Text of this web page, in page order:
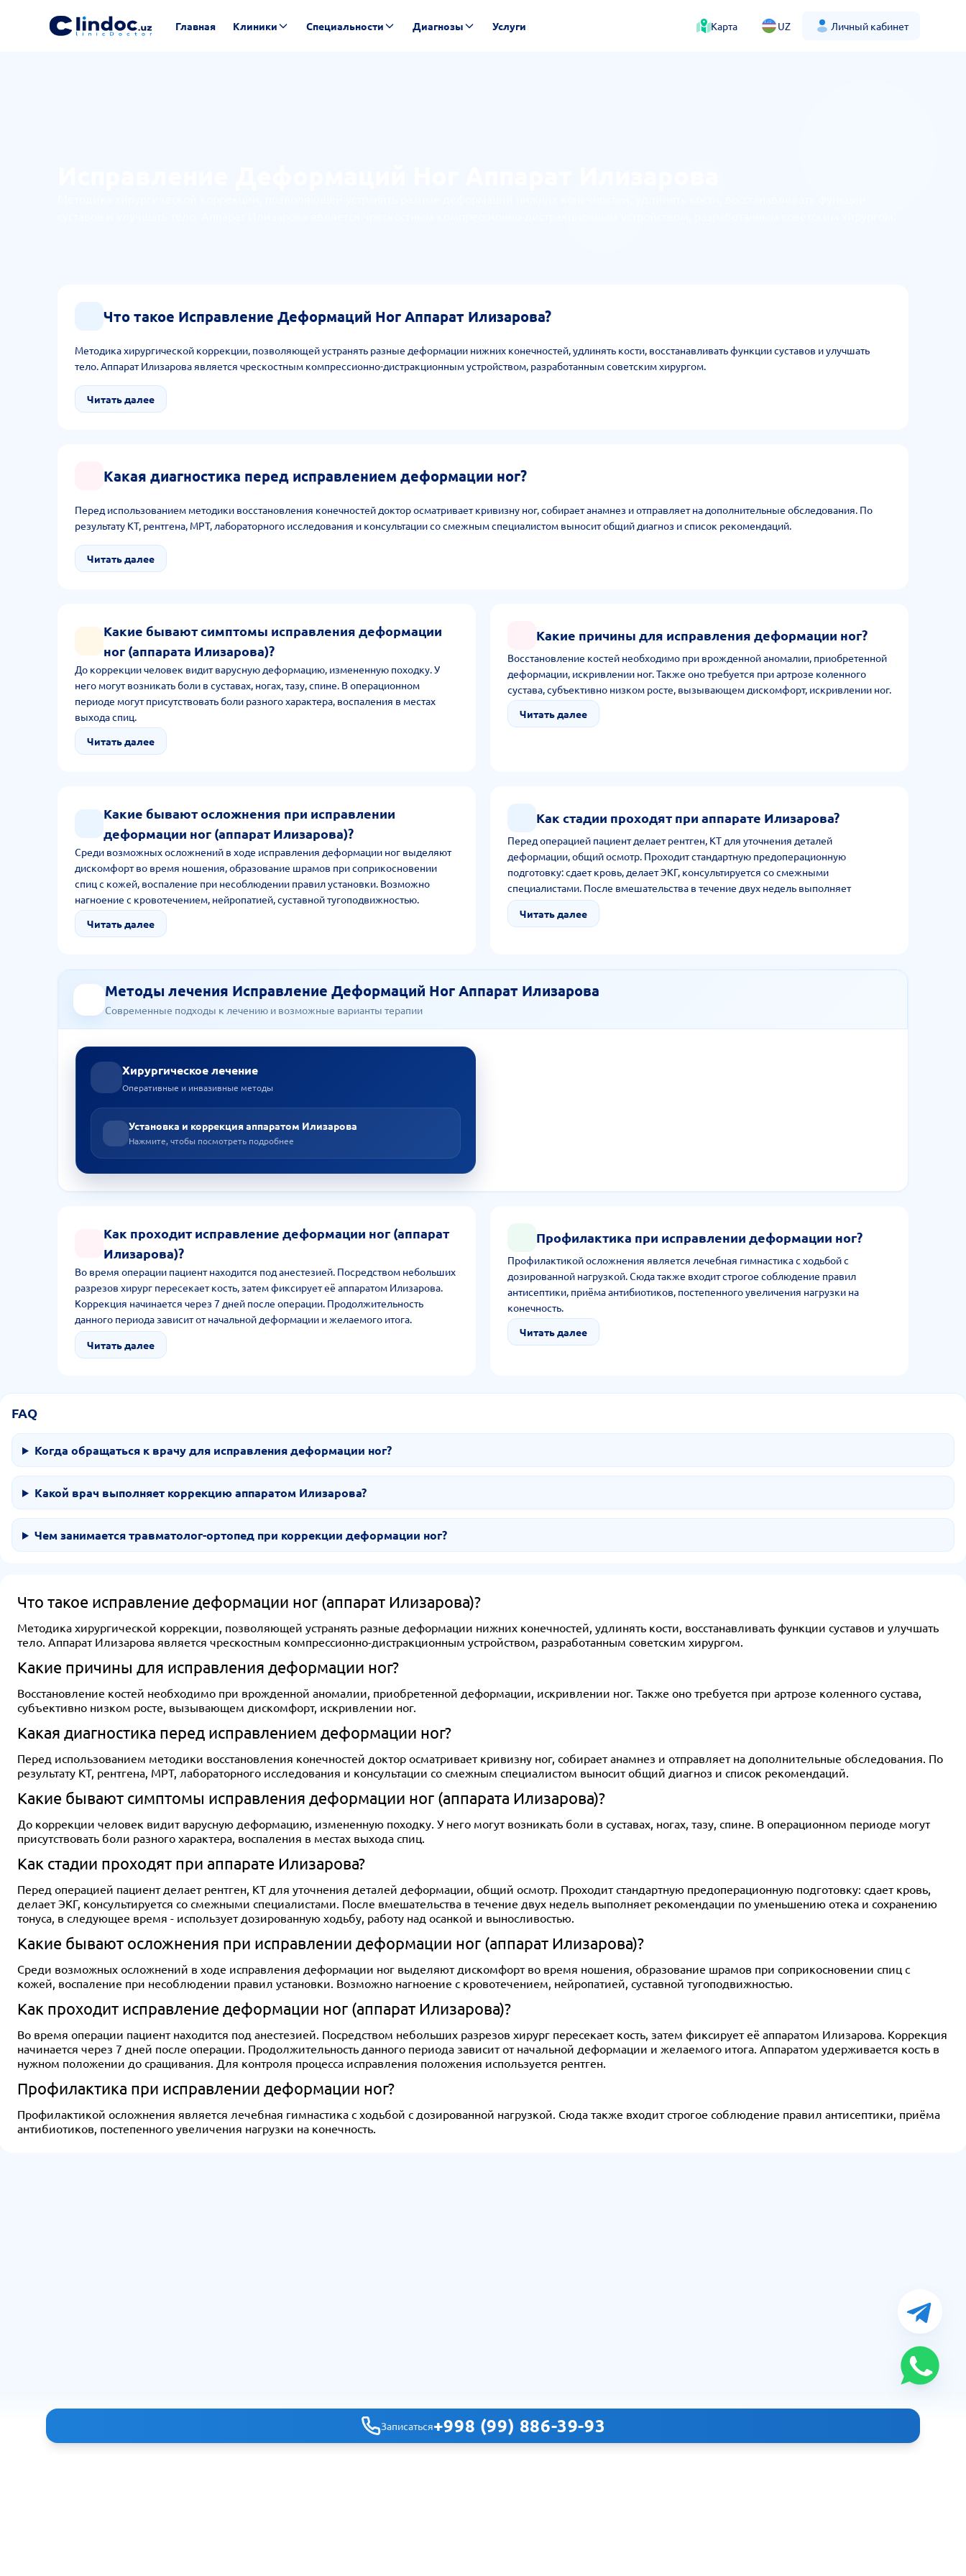
Записаться+998 (99) 886-39-93
Главная Клиники Специальности Диагнозы Услуги Карта UZ Личный кабинет
Что такое Исправление Деформаций Ног Аппарат Илизарова?
Методика хирургической коррекции, позволяющей устранять разные деформации нижних конечностей, удлинять кости, восстанавливать функции суставов и улучшать
тело. Аппарат Илизарова является чрескостным компрессионно-дистракционным устройством, разработанным советским хирургом.
Читать далее
Какая диагностика перед исправлением деформации ног?
Перед использованием методики восстановления конечностей доктор осматривает кривизну ног, собирает анамнез и отправляет на дополнительные обследования. По
результату КТ, рентгена, МРТ, лабораторного исследования и консультации со смежным специалистом выносит общий диагноз и список рекомендаций.
Читать далее
Какие бывают симптомы исправления деформации
ног (аппарата Илизарова)?
До коррекции человек видит варусную деформацию, измененную походку. У
него могут возникать боли в суставах, ногах, тазу, спине. В операционном
периоде могут присутствовать боли разного характера, воспаления в местах
выхода спиц.
Читать далее
Какие причины для исправления деформации ног?
Восстановление костей необходимо при врожденной аномалии, приобретенной
деформации, искривлении ног. Также оно требуется при артрозе коленного
сустава, субъективно низком росте, вызывающем дискомфорт, искривлении ног.
Читать далее
Какие бывают осложнения при исправлении
деформации ног (аппарат Илизарова)?
Среди возможных осложнений в ходе исправления деформации ног выделяют
дискомфорт во время ношения, образование шрамов при соприкосновении
спиц с кожей, воспаление при несоблюдении правил установки. Возможно
нагноение с кровотечением, нейропатией, суставной тугоподвижностью.
Читать далее
Как стадии проходят при аппарате Илизарова?
Перед операцией пациент делает рентген, КТ для уточнения деталей
деформации, общий осмотр. Проходит стандартную предоперационную
подготовку: сдает кровь, делает ЭКГ, консультируется со смежными
специалистами. После вмешательства в течение двух недель выполняет
рекомендации по уменьшению отека и сохранению тонуса, в следующее время -
использует дозированную ходьбу, работу над осанкой и выносливостью.
Читать далее
Методы лечения Исправление Деформаций Ног Аппарат Илизарова
Современные подходы к лечению и возможные варианты терапии
Хирургическое лечение
Оперативные и инвазивные методы
Установка и коррекция аппаратом Илизарова
Нажмите, чтобы посмотреть подробнее
Как проходит исправление деформации ног (аппарат
Илизарова)?
Во время операции пациент находится под анестезией. Посредством небольших
разрезов хирург пересекает кость, затем фиксирует её аппаратом Илизарова.
Коррекция начинается через 7 дней после операции. Продолжительность
данного периода зависит от начальной деформации и желаемого итога.
Аппаратом удерживается кость в нужном положении до сращивания. Для
контроля процесса исправления положения используется рентген.
Читать далее
Профилактика при исправлении деформации ног?
Профилактикой осложнения является лечебная гимнастика с ходьбой с
дозированной нагрузкой. Сюда также входит строгое соблюдение правил
антисептики, приёма антибиотиков, постепенного увеличения нагрузки на
конечность.
Читать далее
FAQ
Когда обращаться к врачу для исправления деформации ног?
Какой врач выполняет коррекцию аппаратом Илизарова?
Чем занимается травматолог-ортопед при коррекции деформации ног?
Что такое исправление деформации ног (аппарат Илизарова)?
Методика хирургической коррекции, позволяющей устранять разные деформации нижних конечностей, удлинять кости, восстанавливать функции суставов и улучшать
тело. Аппарат Илизарова является чрескостным компрессионно-дистракционным устройством, разработанным советским хирургом.
Какие причины для исправления деформации ног?
Восстановление костей необходимо при врожденной аномалии, приобретенной деформации, искривлении ног. Также оно требуется при артрозе коленного сустава,
субъективно низком росте, вызывающем дискомфорт, искривлении ног.
Какая диагностика перед исправлением деформации ног?
Перед использованием методики восстановления конечностей доктор осматривает кривизну ног, собирает анамнез и отправляет на дополнительные обследования. По
результату КТ, рентгена, МРТ, лабораторного исследования и консультации со смежным специалистом выносит общий диагноз и список рекомендаций.
Какие бывают симптомы исправления деформации ног (аппарата Илизарова)?
До коррекции человек видит варусную деформацию, измененную походку. У него могут возникать боли в суставах, ногах, тазу, спине. В операционном периоде могут
присутствовать боли разного характера, воспаления в местах выхода спиц.
Как стадии проходят при аппарате Илизарова?
Перед операцией пациент делает рентген, КТ для уточнения деталей деформации, общий осмотр. Проходит стандартную предоперационную подготовку: сдает кровь,
делает ЭКГ, консультируется со смежными специалистами. После вмешательства в течение двух недель выполняет рекомендации по уменьшению отека и сохранению
тонуса, в следующее время - использует дозированную ходьбу, работу над осанкой и выносливостью.
Какие бывают осложнения при исправлении деформации ног (аппарат Илизарова)?
Среди возможных осложнений в ходе исправления деформации ног выделяют дискомфорт во время ношения, образование шрамов при соприкосновении спиц с
кожей, воспаление при несоблюдении правил установки. Возможно нагноение с кровотечением, нейропатией, суставной тугоподвижностью.
Как проходит исправление деформации ног (аппарат Илизарова)?
Во время операции пациент находится под анестезией. Посредством небольших разрезов хирург пересекает кость, затем фиксирует её аппаратом Илизарова. Коррекция
начинается через 7 дней после операции. Продолжительность данного периода зависит от начальной деформации и желаемого итога. Аппаратом удерживается кость в
нужном положении до сращивания. Для контроля процесса исправления положения используется рентген.
Профилактика при исправлении деформации ног?
Профилактикой осложнения является лечебная гимнастика с ходьбой с дозированной нагрузкой. Сюда также входит строгое соблюдение правил антисептики, приёма
антибиотиков, постепенного увеличения нагрузки на конечность.